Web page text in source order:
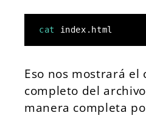
cat index.html
Eso nos mostrará el
completo del
manera completa